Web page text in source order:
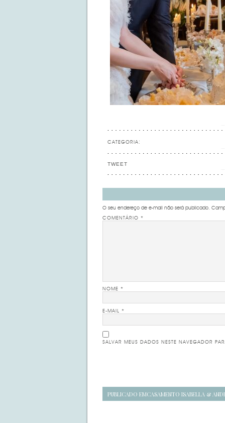
CATEGORIA:
TWEET
O seu endereço de e-mail não será publicado.
COMENTÁRIO *
NOME *
E-MAIL *
SALVAR MEUS DADOS NESTE NAVEGADOR
Navegação
PUBLICADO EMCASAMENTO ISABELLA &